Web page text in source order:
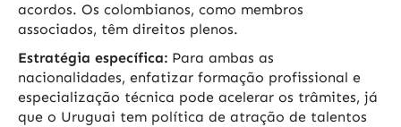
acordos. Os colombianos, como membros
associados, têm direitos plenos.
Estratégia específica: Para ambas as
nacionalidades, enfatizar formação profissional e
especialização técnica pode acelerar os trâmites, já
que o Uruguai tem política de atração de talentos